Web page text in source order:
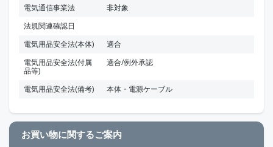
電気通信事業法
非対象
法規関連確認日
電気用品安全法(本体)
適合
電気用品安全法(付属
品等)
適合/例外承認
電気用品安全法(備考) 本体・電源ケーブル
お買い物に関するご案内